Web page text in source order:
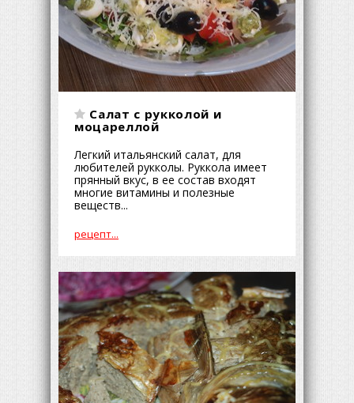
Салат с рукколой и
моцареллой
Легкий итальянский салат, для
любителей рукколы. Руккола имеет
прянный вкус, в ее состав входят
многие витамины и полезные
веществ...
рецепт...